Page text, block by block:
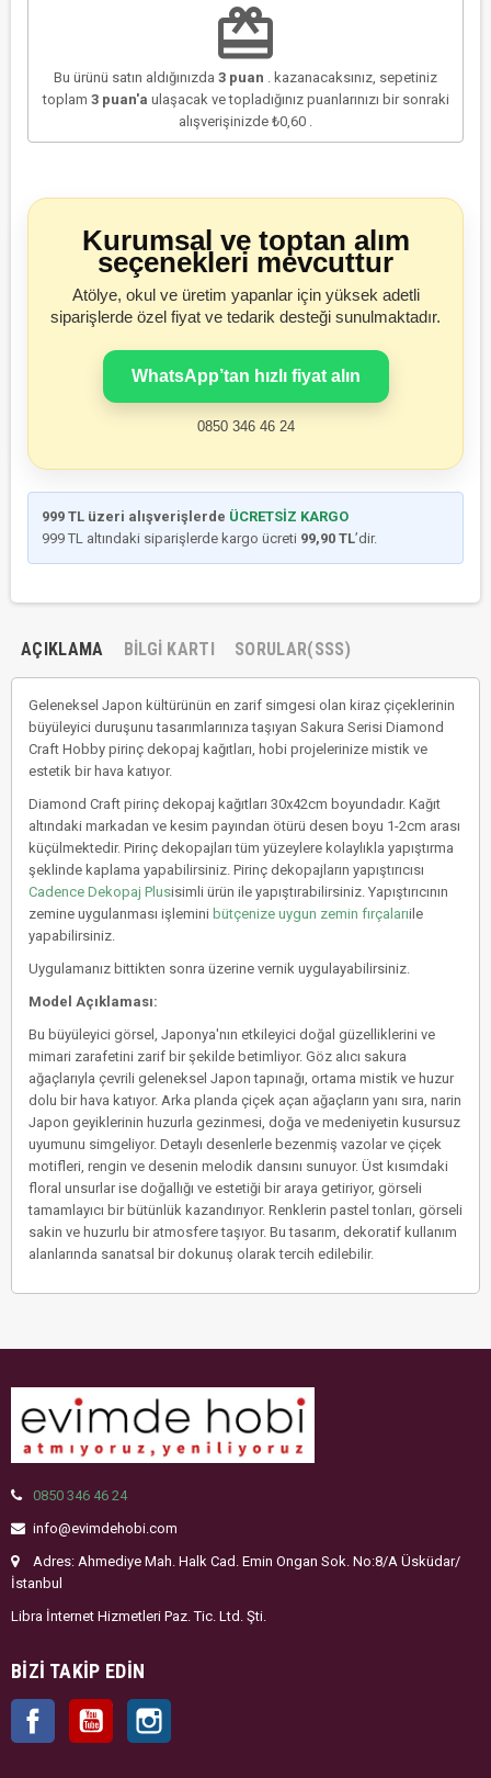
redeem
Bu ürünü satın aldığınızda 3 puan . kazanacaksınız, sepetiniz
toplam 3puan'a ulaşacak ve topladığınız puanlarınızı bir sonraki
alışverişinizde ₺0,60 .
Kurumsal ve toptan alım
seçenekleri mevcuttur
Atölye, okul ve üretim yapanlar için yüksek adetli
siparişlerde özel fiyat ve tedarik desteği sunulmaktadır.
WhatsApp’tan hızlı fiyat alın
0850 346 46 24
999 TL üzeri alışverişlerde ÜCRETSİZ KARGO
999 TL altındaki siparişlerde kargo ücreti 99,90 TL’dir.
AÇIKLAMA BILGI KARTI SORULAR(SSS)
Geleneksel Japon kültürünün en zarif simgesi olan kiraz çiçeklerinin
büyüleyici duruşunu tasarımlarınıza taşıyan Sakura Serisi Diamond
Craft Hobby pirinç dekopaj kağıtları, hobi projelerinize mistik ve
estetik bir hava katıyor.
Diamond Craft pirinç dekopaj kağıtları 30x42cm boyundadır. Kağıt
altındaki markadan ve kesim payından ötürü desen boyu 1-2cm arası
küçülmektedir. Pirinç dekopajları tüm yüzeylere kolaylıkla yapıştırma
şeklinde kaplama yapabilirsiniz. Pirinç dekopajların yapıştırıcısı
Cadence Dekopaj Plusisimli ürün ile yapıştırabilirsiniz. Yapıştırıcının
zemine uygulanması işlemini bütçenize uygun zemin fırçalarıile
yapabilirsiniz.
Uygulamanız bittikten sonra üzerine vernik uygulayabilirsiniz.
Model Açıklaması:
Bu büyüleyici görsel, Japonya'nın etkileyici doğal güzelliklerini ve
mimari zarafetini zarif bir şekilde betimliyor. Göz alıcı sakura
ağaçlarıyla çevrili geleneksel Japon tapınağı, ortama mistik ve huzur
dolu bir hava katıyor. Arka planda çiçek açan ağaçların yanı sıra, narin
Japon geyiklerinin huzurla gezinmesi, doğa ve medeniyetin kusursuz
uyumunu simgeliyor. Detaylı desenlerle bezenmiş vazolar ve çiçek
motifleri, rengin ve desenin melodik dansını sunuyor. Üst kısımdaki
floral unsurlar ise doğallığı ve estetiği bir araya getiriyor, görseli
tamamlayıcı bir bütünlük kazandırıyor. Renklerin pastel tonları, görseli
sakin ve huzurlu bir atmosfere taşıyor. Bu tasarım, dekoratif kullanım
alanlarında sanatsal bir dokunuş olarak tercih edilebilir.
0850 346 46 24
info@evimdehobi.com
Adres: Ahmediye Mah. Halk Cad. Emin Ongan Sok. No:8/A Üsküdar/
İstanbul
Libra İnternet Hizmetleri Paz. Tic. Ltd. Şti.
BIZI TAKIP EDIN
Facebook YouTube